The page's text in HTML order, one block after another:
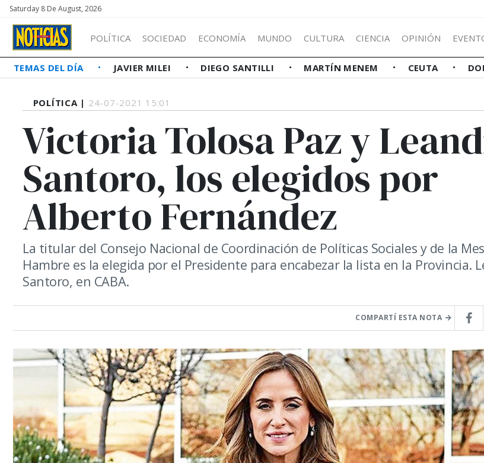
Saturday 8 De August, 2026
POLÍTICA SOCIEDAD ECONOMÍA MUNDO CULTURA CIENCIA OPINIÓN
TEMAS DEL DÍA JAVIER MILEI DIEGO SANTILLI MARTÍN MENEM CEUTA
POLÍTICA | 24-07-2021 15:01
Victoria Tolosa Paz y
Santoro, los elegidos por
Alberto Fernández
La titular del Consejo Nacional de Coordinación de Políticas Sociales y de la
Hambre es la elegida por el Presidente para encabezar la lista en la Provincia.
Santoro, en CABA.
COMPARTÍ ESTA NOTA